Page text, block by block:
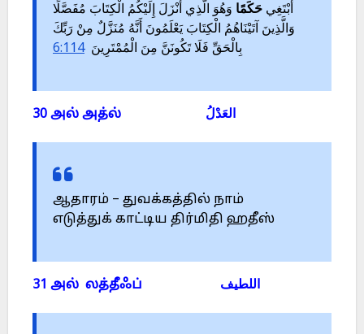
أَبْتَغِي حَكَمًا وَهُوَ الَّذِي أَنْزَلَ إِلَيْكُمُ الْكِتَابَ مُفَصَّلًا
وَالَّذِينَ آتَيْنَاهُمُ الْكِتَابَ يَعْلَمُونَ أَنَّهُ مُنَزَّلٌ مِنْ رَبِّكَ
بِالْحَقِّ فَلَا تَكُونَنَّ مِنَ الْمُمْتَرِينَ6:114
30 அல் அத்ல் العَدْلُ
ஆதாரம் – துவக்கத்தில் நாம்
எடுத்துக் காட்டிய திர்மிதி ஹதீஸ்